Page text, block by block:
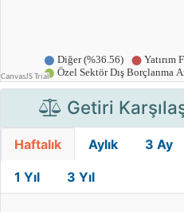
Getiri
Haftalık Aylık 3 Ay
1 Yıl 3 Yıl